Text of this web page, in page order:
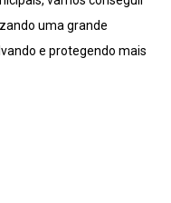
uma grande
e protegendo mais